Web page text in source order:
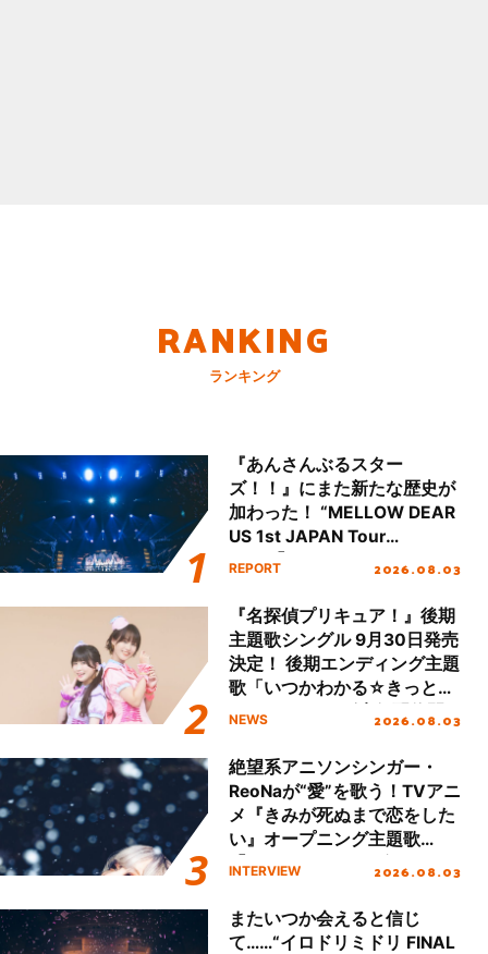
RANKING
ランキング
『あんさんぶるスター
ズ！！』にまた新たな歴史が
加わった！ “MELLOW DEAR
US 1st JAPAN Tour
Final「NICE to meet YOU
ート!!
REPORT 2026.08.03
『名探偵プリキュア！』後期
主題歌シングル 9月30日発売
決定！ 後期エンディング主題
歌「いつかわかる☆きっとあ
える」TVサイズ先行配信開
NEWS 2026.08.03
絶望系アニソンシンガー・
ReoNaが“愛”を歌う！TVアニ
メ『きみが死ぬまで恋をした
い』オープニング主題歌
「Amore」インタビュー
INTERVIEW 2026.08.03
またいつか会えると信じ
て……“イロドリミドリ FINAL